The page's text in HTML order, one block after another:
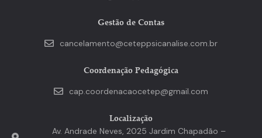
Gestão de Contas
cancelamento@ceteppsicanalise.com.br
Coordenação Pedagógica
cap.coordenacaocetep@gmail.com
Localização
Av. Andrade Neves, 2025 Jardim Chapadão –